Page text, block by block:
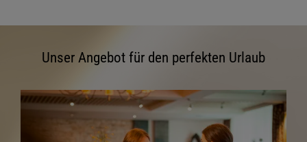
Unser Angebot für den perfekten Urlaub